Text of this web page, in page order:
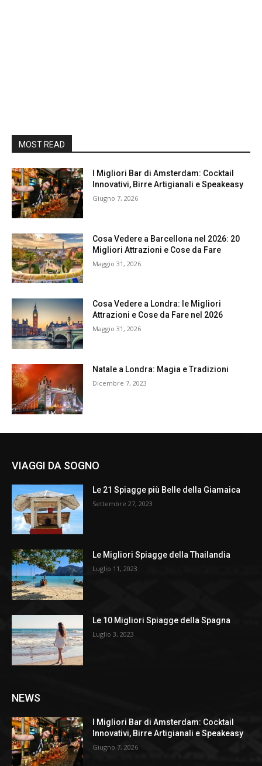
MOST READ
I Migliori Bar di Amsterdam: Cocktail
Innovativi, Birre Artigianali e Speakeasy
Giugno 7, 2026
Cosa Vedere a Barcellona nel 2026: 20
Migliori Attrazioni e Cose da Fare
Maggio 31, 2026
Cosa Vedere a Londra: le Migliori
Attrazioni e Cose da Fare nel 2026
Maggio 31, 2026
Natale a Londra: Magia e Tradizioni
Dicembre 7, 2023
VIAGGI DA SOGNO
Le 21 Spiagge più Belle della Giamaica
Settembre 27, 2023
Le Migliori Spiagge della Thailandia
Luglio 11, 2023
Le 10 Migliori Spiagge della Spagna
Luglio 3, 2023
NEWS
I Migliori Bar di Amsterdam: Cocktail
Innovativi, Birre Artigianali e Speakeasy
Giugno 7, 2026